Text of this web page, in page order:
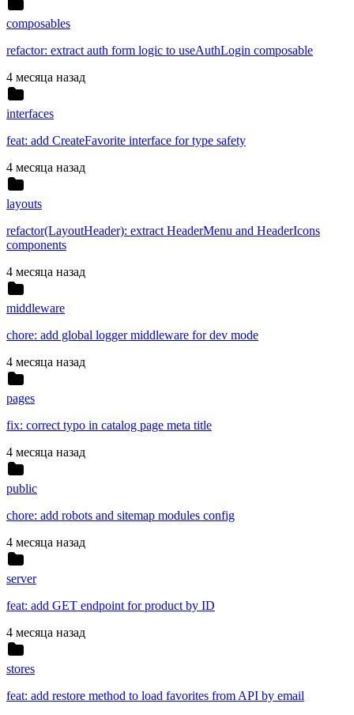
composables
refactor: extract auth form logic to useAuthLogin composable
4 месяца назад
interfaces
feat: add CreateFavorite interface for type safety
4 месяца назад
layouts
refactor(LayoutHeader): extract HeaderMenu and HeaderIcons
components
4 месяца назад
middleware
chore: add global logger middleware for dev mode
4 месяца назад
pages
fix: correct typo in catalog page meta title
4 месяца назад
public
chore: add robots and sitemap modules config
4 месяца назад
server
feat: add GET endpoint for product by ID
4 месяца назад
stores
feat: add restore method to load favorites from API by email